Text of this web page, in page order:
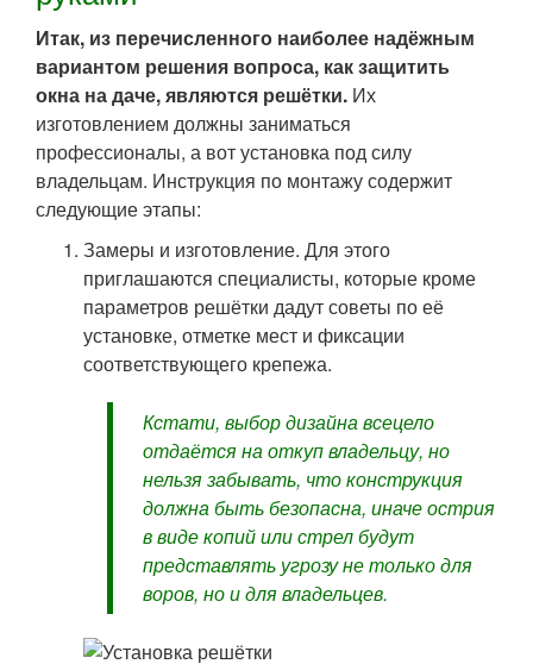
Итак, из перечисленного наиболее надёжным
вариантом решения вопроса, как защитить
окна на даче, являются решётки. Их
изготовлением должны заниматься
профессионалы, а вот установка под силу
владельцам. Инструкция по монтажу содержит
следующие этапы:
Замеры и изготовление. Для этого
приглашаются специалисты, которые кроме
параметров решётки дадут советы по её
установке, отметке мест и фиксации
соответствующего крепежа.
Кстати, выбор дизайна всецело
отдаётся на откуп владельцу, но
нельзя забывать, что конструкция
должна быть безопасна, иначе острия
в виде копий или стрел будут
представлять угрозу не только для
воров, но и для владельцев.